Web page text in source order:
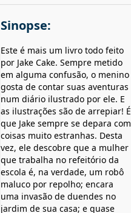
Sinopse:
Este é mais um livro todo feito
por Jake Cake. Sempre metido
em alguma confusão, o menino
gosta de contar suas aventuras
num diário ilustrado por ele. E
as ilustrações são de arrepiar! É
que Jake sempre se depara com
coisas muito estranhas. Desta
vez, ele descobre que a mulher
que trabalha no refeitório da
escola é, na verdade, um robô
maluco por repolho; encara
uma invasão de duendes no
jardim de sua casa; e quase